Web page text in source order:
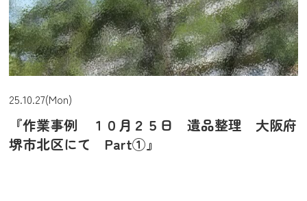
25.10.27(Mon)
『作業事例 １０月２５日 遺品整理 大阪府
堺市北区にて Part①』